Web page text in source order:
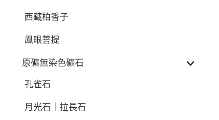
西藏柏香子
鳳眼菩提
原礦無染色礦石
孔雀石
月光石｜拉長石